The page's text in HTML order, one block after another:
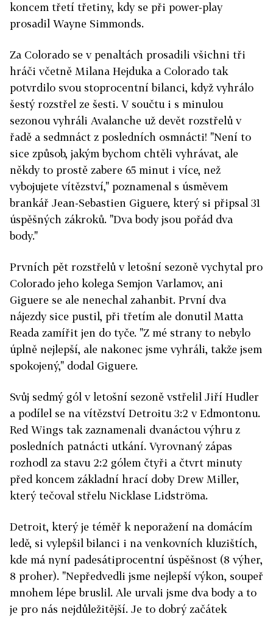
koncem třetí třetiny, kdy se při power-play
prosadil Wayne Simmonds.
Za Colorado se v penaltách prosadili všichni tři
hráči včetně Milana Hejduka a Colorado tak
potvrdilo svou stoprocentní bilanci, když vyhrálo
šestý rozstřel ze šesti. V součtu i s minulou
sezonou vyhráli Avalanche už devět rozstřelů v
řadě a sedmnáct z posledních osmnácti! "Není to
sice způsob, jakým bychom chtěli vyhrávat, ale
někdy to prostě zabere 65 minut i více, než
vybojujete vítězství," poznamenal s úsměvem
brankář Jean-Sebastien Giguere, který si připsal 31
úspěšných zákroků. "Dva body jsou pořád dva
body."
Prvních pět rozstřelů v letošní sezoně vychytal pro
Colorado jeho kolega Semjon Varlamov, ani
Giguere se ale nenechal zahanbit. První dva
nájezdy sice pustil, při třetím ale donutil Matta
Reada zamířit jen do tyče. "Z mé strany to nebylo
úplně nejlepší, ale nakonec jsme vyhráli, takže jsem
spokojený," dodal Giguere.
Svůj sedmý gól v letošní sezoně vstřelil Jiří Hudler
a podílel se na vítězství Detroitu 3:2 v Edmontonu.
Red Wings tak zaznamenali dvanáctou výhru z
posledních patnácti utkání. Vyrovnaný zápas
rozhodl za stavu 2:2 gólem čtyři a čtvrt minuty
před koncem základní hrací doby Drew Miller,
který tečoval střelu Nicklase Lidströma.
Detroit, který je téměř k neporažení na domácím
ledě, si vylepšil bilanci i na venkovních kluzištích,
kde má nyní padesátiprocentní úspěšnost (8 výher,
8 proher). "Nepředvedli jsme nejlepší výkon, soupeř
mnohem lépe bruslil. Ale urvali jsme dva body a to
je pro nás nejdůležitější. Je to dobrý začátek